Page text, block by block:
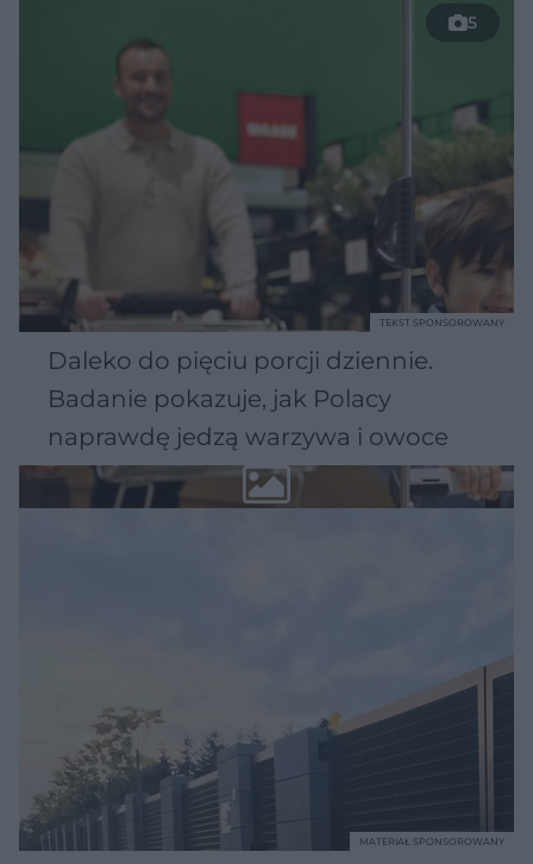
5
Daleko do pięciu porcji dziennie.
Badanie pokazuje, jak Polacy
naprawdę jedzą warzywa i owoce
TEKST SPONSOROWANY
MATERIAŁ SPONSOROWANY